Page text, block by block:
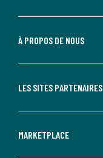
À PROPOS DE NOUS
LES SITES PARTENAIRES
MARKETPLACE